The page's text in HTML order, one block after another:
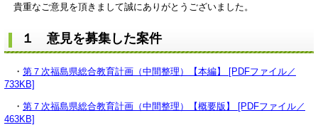
貴重なご意見を頂きまして誠にありがとうございました。
１ 意見を募集した案件
・ 第７次福島県総合教育計画（中間整理）【本編】 [PDFファイル／
733KB]
・ 第７次福島県総合教育計画（中間整理）【概要版】 [PDFファイル／
463KB]